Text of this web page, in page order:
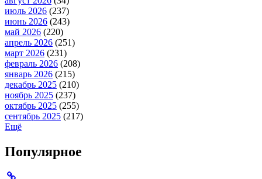
июль 2026 (237)
июнь 2026 (243)
май 2026 (220)
апрель 2026 (251)
март 2026 (231)
февраль 2026 (208)
январь 2026 (215)
декабрь 2025 (210)
ноябрь 2025 (237)
октябрь 2025 (255)
сентябрь 2025 (217)
Ещё
Популярное